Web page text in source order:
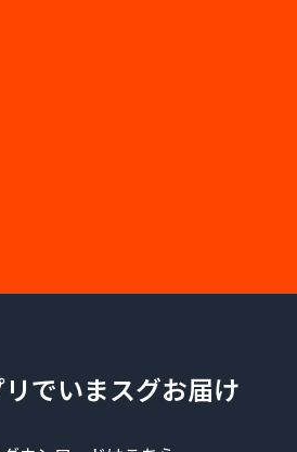
でいまスグお届け